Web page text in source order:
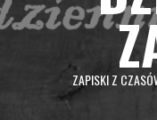
ZAPISKI Z